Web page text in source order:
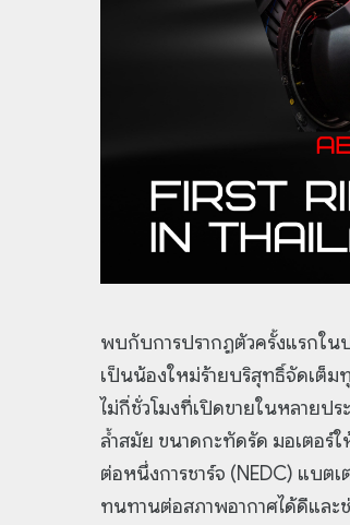
พบกับการปรากฏตัวครั้งแรกใน
เป็นน้องใหม่ร้ายบริสุทธิ์จัดเต็
ไม่กี่ชั่วโมงที่เปิดขายในหลายป
ล้ำสมัย ขนาดกะทัดรัด มอเตอร์
ต่อหนึ่งการชาร์จ (NEDC) แบต
ทนทานต่อสภาพอากาศได้ดีและ